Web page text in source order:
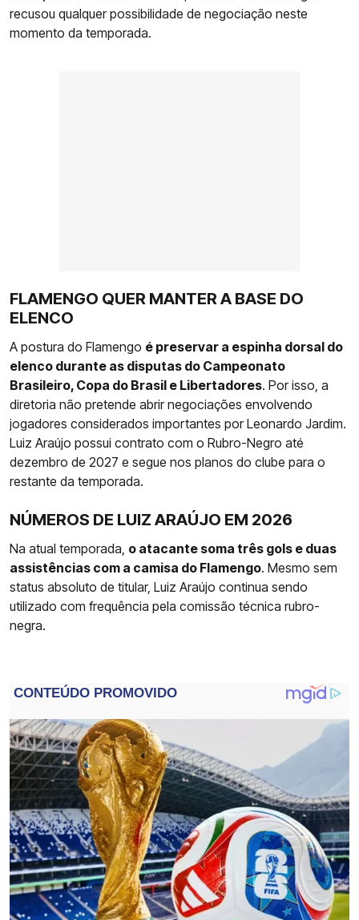
recusou qualquer possibilidade de negociação neste
momento da temporada.
FLAMENGO QUER MANTER A BASE DO
ELENCO
A postura do Flamengo é preservar a espinha dorsal do
elenco durante as disputas do Campeonato
Brasileiro, Copa do Brasil e Libertadores. Por isso, a
diretoria não pretende abrir negociações envolvendo
jogadores considerados importantes por Leonardo Jardim.
Luiz Araújo possui contrato com o Rubro-Negro até
dezembro de 2027 e segue nos planos do clube para o
restante da temporada.
NÚMEROS DE LUIZ ARAÚJO EM 2026
Na atual temporada, o atacante soma três gols e duas
assistências com a camisa do Flamengo. Mesmo sem
status absoluto de titular, Luiz Araújo continua sendo
utilizado com frequência pela comissão técnica rubro-
negra.